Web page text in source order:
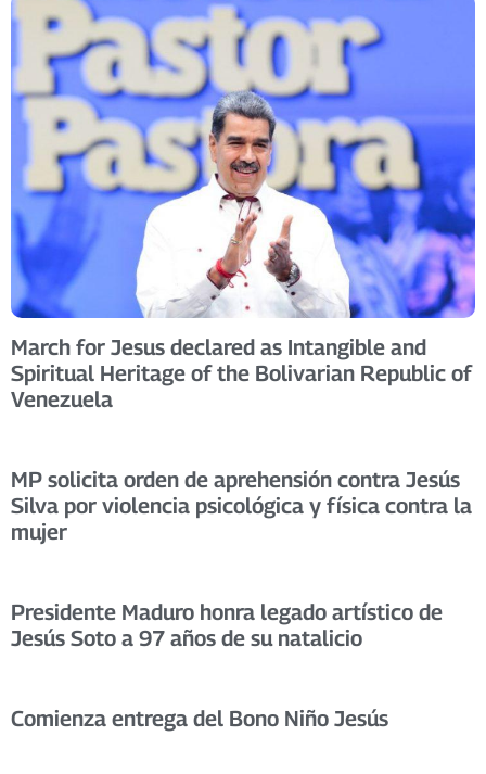
March for Jesus declared as Intangible and
Spiritual Heritage of the Bolivarian Republic of
Venezuela
MP solicita orden de aprehensión contra Jesús
Silva por violencia psicológica y física contra la
mujer
Presidente Maduro honra legado artístico de
Jesús Soto a 97 años de su natalicio
Comienza entrega del Bono Niño Jesús